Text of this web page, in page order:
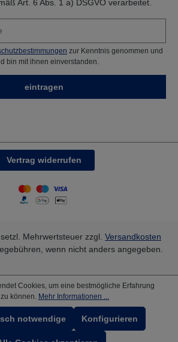
Art. 6 Abs. 1 a) DSGVO verarbeitet.
zur Kenntnis genommen und
bin mit ihnen einverstanden.
eintragen
Vertrag widerrufen
Mehrwertsteuer zzgl. Versandkosten
wenn nicht anders angegeben.
Cookies, um eine bestmögliche Erfahrung
können. Mehr Informationen ...
notwendige Konfigurieren